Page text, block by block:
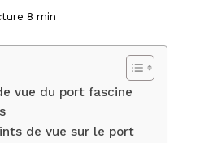
8 min
vue du port fascine
de vue sur le port